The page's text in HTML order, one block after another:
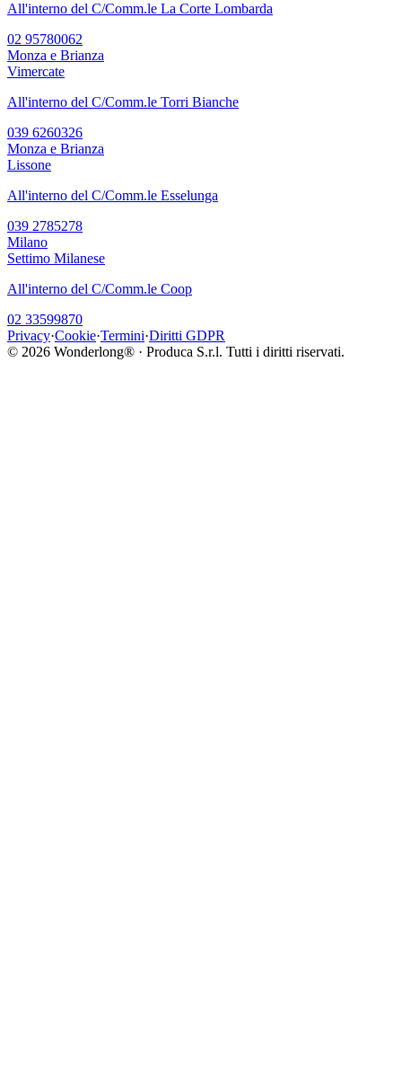
All'interno del C/Comm.le La Corte Lombarda
02 95780062
Monza e Brianza
Vimercate
All'interno del C/Comm.le Torri Bianche
039 6260326
Monza e Brianza
Lissone
All'interno del C/Comm.le Esselunga
039 2785278
Milano
Settimo Milanese
All'interno del C/Comm.le Coop
02 33599870
Privacy·Cookie·Termini·Diritti GDPR
© 2026 Wonderlong® · Produca S.r.l. Tutti i diritti riservati.